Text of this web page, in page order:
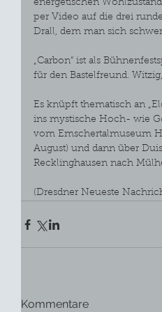
energetischen
per Video auf die drei
Drall, dem man sich
„Carbon“ ist als
für den Bastelfreund.
Es knüpft thematisch an
ins mystische Hoch- wie
vom Emschertalmuseum
August) und dann über
Recklinghausen nach
(Dresdner Neueste
Kommentare